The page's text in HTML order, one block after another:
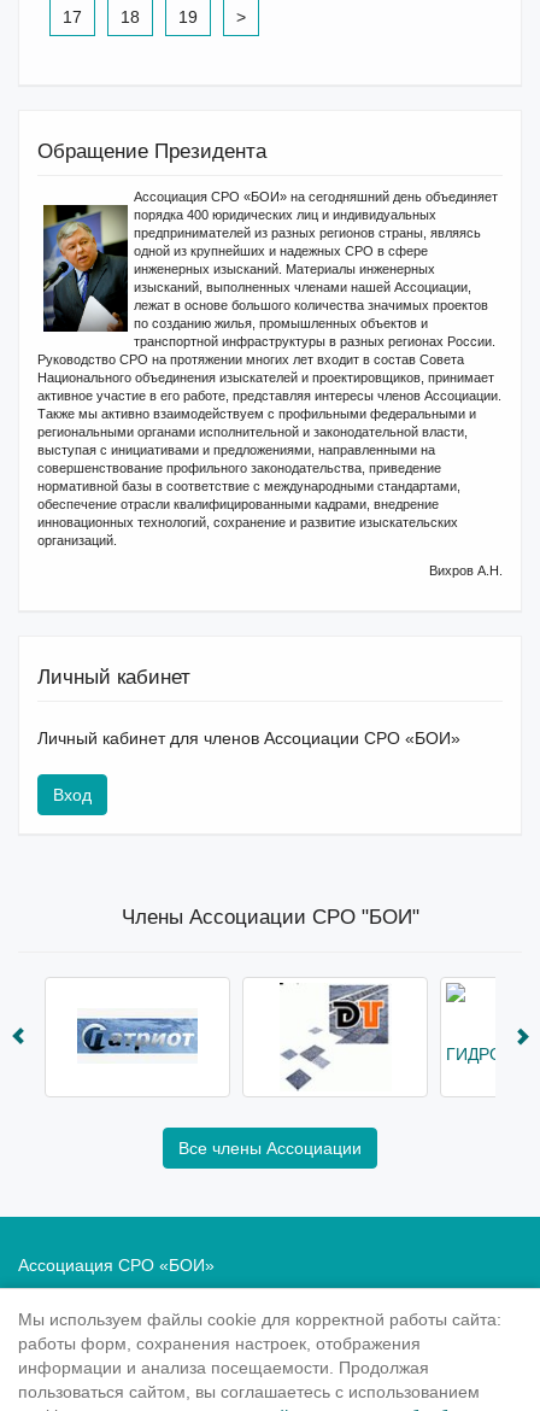
17
18 19 >
Обращение Президента
Ассоциация СРО «БОИ» на сегодняшний день объединяет
порядка 400 юридических лиц и индивидуальных
предпринимателей из разных регионов страны, являясь
одной из крупнейших и надежных СРО в сфере
инженерных изысканий. Материалы инженерных
изысканий, выполненных членами нашей Ассоциации,
лежат в основе большого количества значимых проектов
по созданию жилья, промышленных объектов и
транспортной инфраструктуры в разных регионах России.
Руководство СРО на протяжении многих лет входит в состав Совета
Национального объединения изыскателей и проектировщиков, принимает
активное участие в его работе, представляя интересы членов Ассоциации.
Также мы активно взаимодействуем с профильными федеральными и
региональными органами исполнительной и законодательной власти,
выступая с инициативами и предложениями, направленными на
совершенствование профильного законодательства, приведение
нормативной базы в соответствие с международными стандартами,
обеспечение отрасли квалифицированными кадрами, внедрение
инновационных технологий, сохранение и развитие изыскательских
организаций.
Вихров А.Н.
Личный кабинет
Личный кабинет для членов Ассоциации СРО «БОИ»
Вход
Члены Ассоциации СРО "БОИ"
Все члены Ассоциации
Ассоциация СРО «БОИ»
Политика в отношении обработки персональных данных
190020, Санкт-Петербург, Рижский пр. 3, литер Б
Мы используем файлы cookie для корректной работы сайта:
работы форм, сохранения настроек, отображения
информации и анализа посещаемости. Продолжая
пользоваться сайтом, вы соглашаетесь с использованием